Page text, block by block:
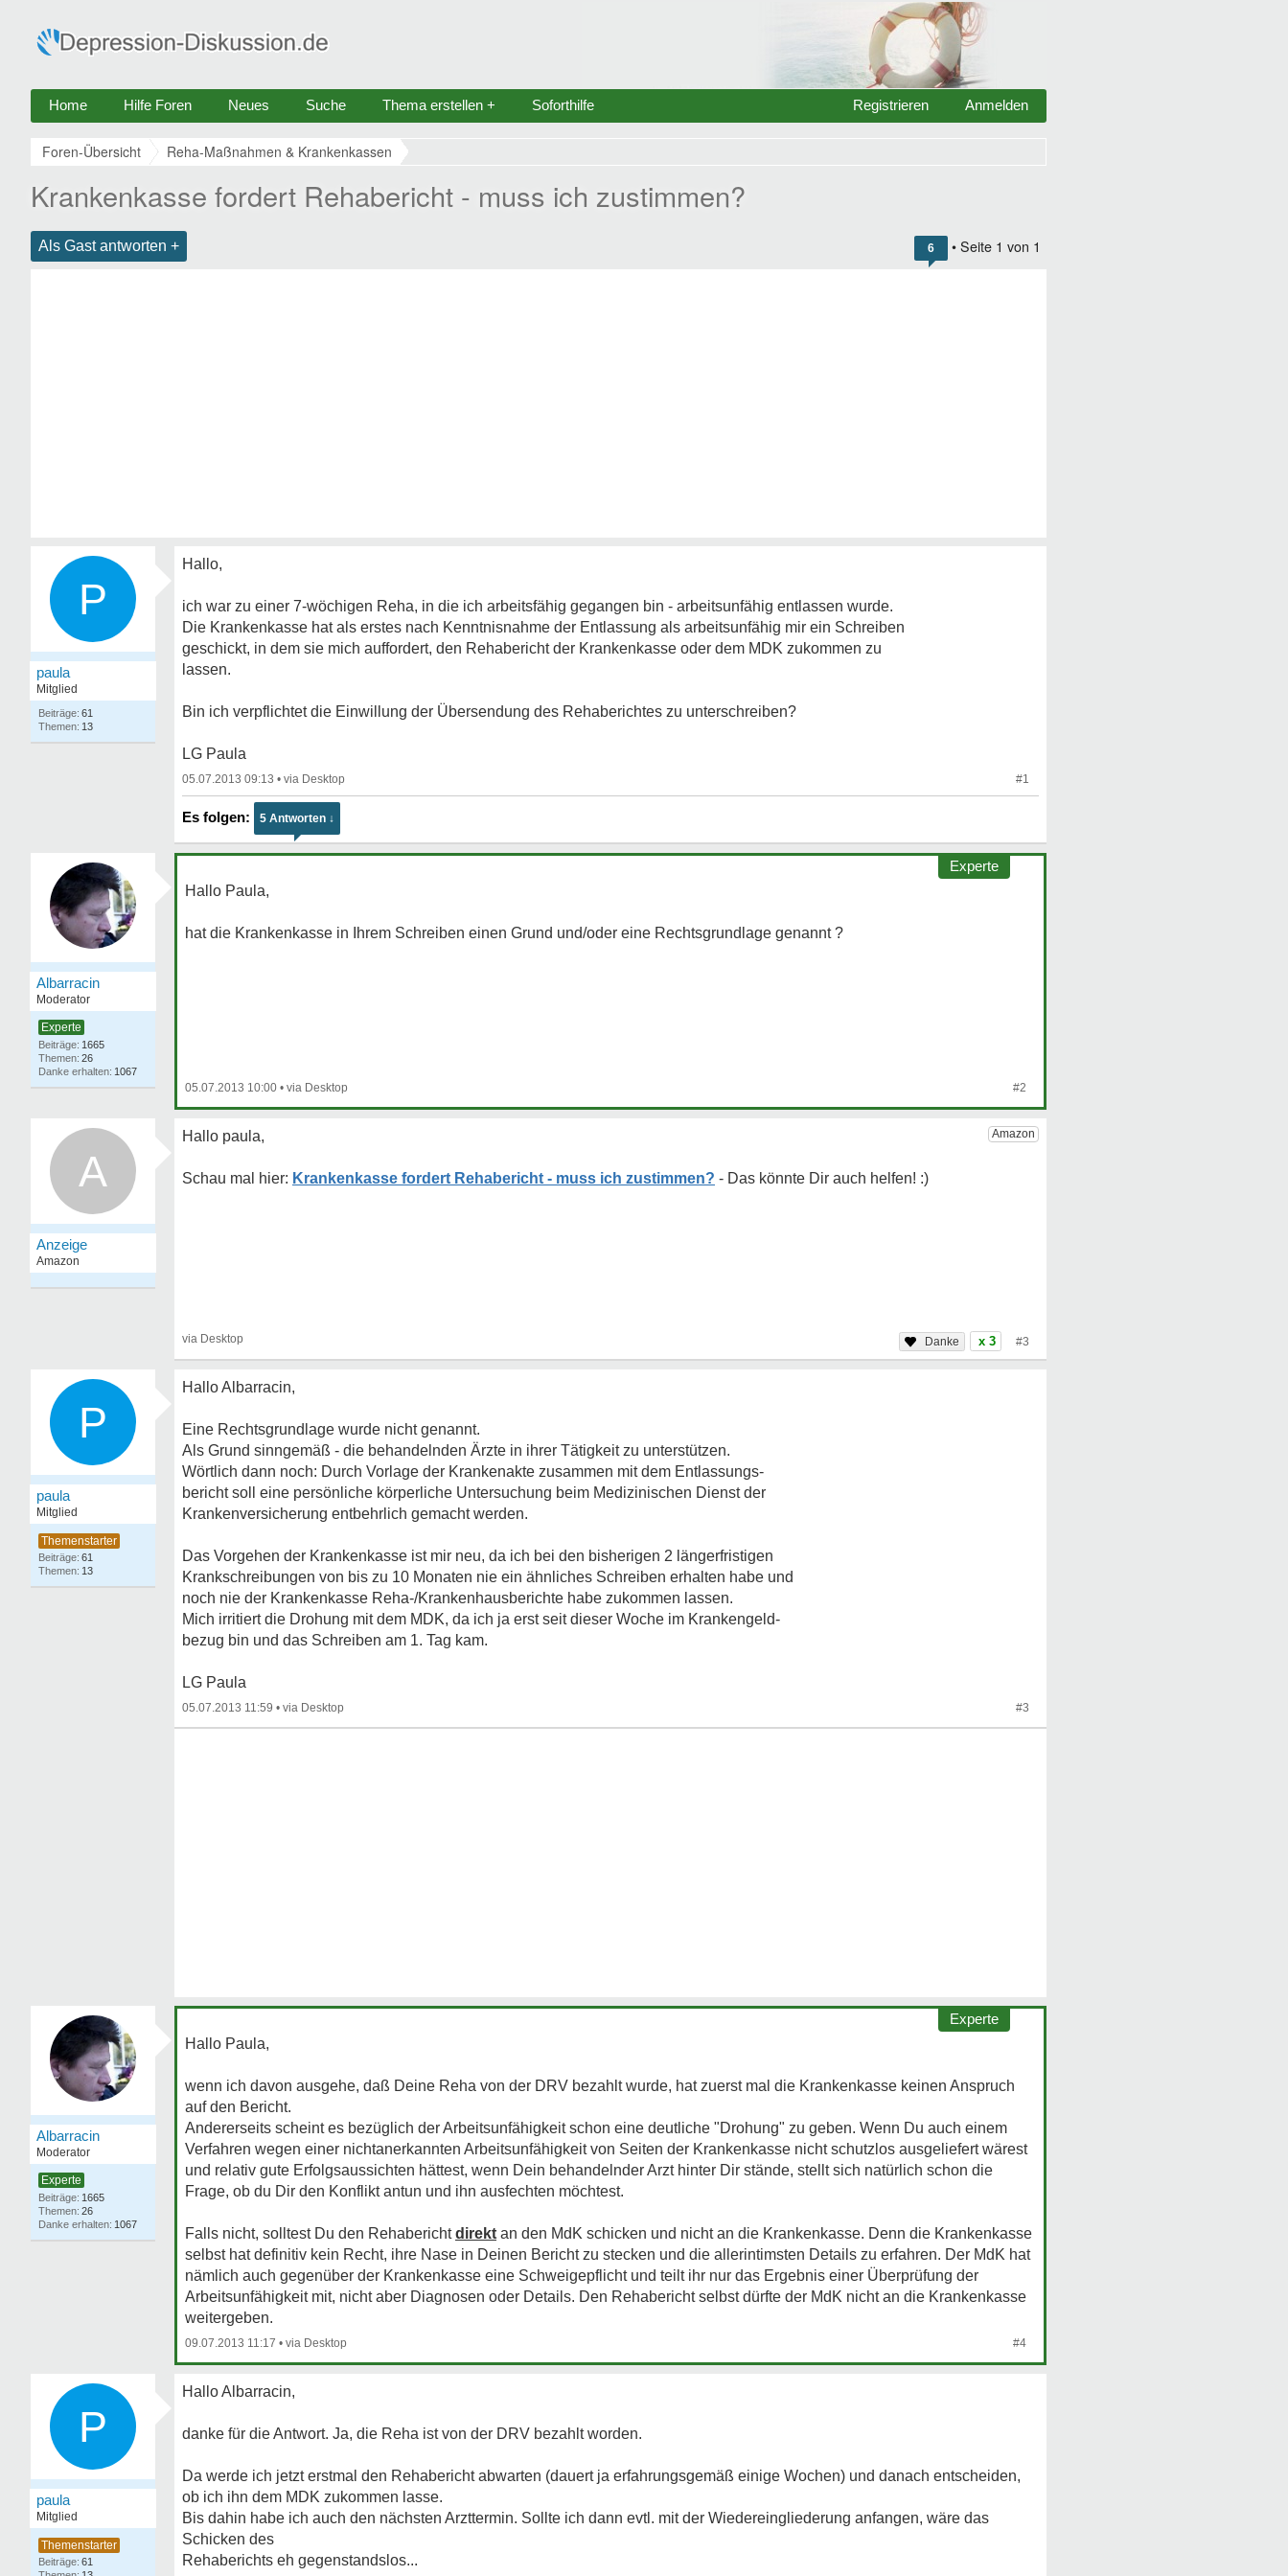
Home Hilfe Foren Neues Suche Thema erstellen + Soforthilfe Anmelden
Registrieren
Foren-Übersicht Reha-Maßnahmen & Krankenkassen
Krankenkasse fordert Rehabericht - muss ich zustimmen?
Als Gast antworten + 6 • Seite 1 von 1
P
paula
Mitglied
61
13
Hallo,
ich war zu einer 7-wöchigen Reha, in die ich arbeitsfähig gegangen bin - arbeitsunfähig entlassen wurde.
Die Krankenkasse hat als erstes nach Kenntnisnahme der Entlassung als arbeitsunfähig mir ein Schreiben
geschickt, in dem sie mich auffordert, den Rehabericht der Krankenkasse oder dem MDK zukommen zu
lassen.
Bin ich verpflichtet die Einwillung der Übersendung des Rehaberichtes zu unterschreiben?
LG Paula
05.07.2013 09:13 • #1
5 Antworten ↓
Albarracin
Moderator
Experte
1665
26
1067
Experte
Hallo Paula,
hat die Krankenkasse in Ihrem Schreiben einen Grund und/oder eine Rechtsgrundlage genannt ?
05.07.2013 10:00 • #2
A
Hallo paula,
Krankenkasse fordert Rehabericht - muss ich zustimmen?
x 3 #3
P
paula
Mitglied
61
13
Hallo Albarracin,
Eine Rechtsgrundlage wurde nicht genannt.
Als Grund sinngemäß - die behandelnden Ärzte in ihrer Tätigkeit zu unterstützen.
Wörtlich dann noch: Durch Vorlage der Krankenakte zusammen mit dem Entlassungs-
bericht soll eine persönliche körperliche Untersuchung beim Medizinischen Dienst der
Krankenversicherung entbehrlich gemacht werden.
Das Vorgehen der Krankenkasse ist mir neu, da ich bei den bisherigen 2 längerfristigen
Krankschreibungen von bis zu 10 Monaten nie ein ähnliches Schreiben erhalten habe und
noch nie der Krankenkasse Reha-/Krankenhausberichte habe zukommen lassen.
Mich irritiert die Drohung mit dem MDK, da ich ja erst seit dieser Woche im Krankengeld-
bezug bin und das Schreiben am 1. Tag kam.
LG Paula
05.07.2013 11:59 • #3
Albarracin
Moderator
Experte
1665
26
1067
Experte
Hallo Paula,
wenn ich davon ausgehe, daß Deine Reha von der DRV bezahlt wurde, hat zuerst mal die Krankenkasse keinen Anspruch
auf den Bericht.
Andererseits scheint es bezüglich der Arbeitsunfähigkeit schon eine deutliche "Drohung" zu geben. Wenn Du auch einem
Verfahren wegen einer nichtanerkannten Arbeitsunfähigkeit von Seiten der Krankenkasse nicht schutzlos ausgeliefert wärest
und relativ gute Erfolgsaussichten hättest, wenn Dein behandelnder Arzt hinter Dir stände, stellt sich natürlich schon die
Frage, ob du Dir den Konflikt antun und ihn ausfechten möchtest.
Falls nicht, solltest Du den Rehaberichtdirekt an den MdK schicken und nicht an die Krankenkasse. Denn die Krankenkasse
selbst hat definitiv kein Recht, ihre Nase in Deinen Bericht zu stecken und die allerintimsten Details zu erfahren. Der MdK hat
nämlich auch gegenüber der Krankenkasse eine Schweigepflicht und teilt ihr nur das Ergebnis einer Überprüfung der
Arbeitsunfähigkeit mit, nicht aber Diagnosen oder Details. Den Rehabericht selbst dürfte der MdK nicht an die Krankenkasse
weitergeben.
09.07.2013 11:17 • #4
P
paula
Mitglied
61
Hallo Albarracin,
danke für die Antwort. Ja, die Reha ist von der DRV bezahlt worden.
Da werde ich jetzt erstmal den Rehabericht abwarten (dauert ja erfahrungsgemäß einige Wochen) und danach entscheiden,
ob ich ihn dem MDK zukommen lasse.
Bis dahin habe ich auch den nächsten Arzttermin. Sollte ich dann evtl. mit der Wiedereingliederung anfangen, wäre das
Schicken des
Rehaberichts eh gegenstandslos...